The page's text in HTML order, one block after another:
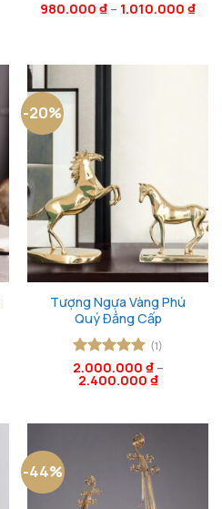
Được xếp
980.000 ₫ – 1.010.000 ₫
-20%
Tượng Ngựa Vàng Phú
Quý Đẳng Cấp
Được xếp
hạng55
(1)
2.000.000 ₫–
2.400.000 ₫
-44%